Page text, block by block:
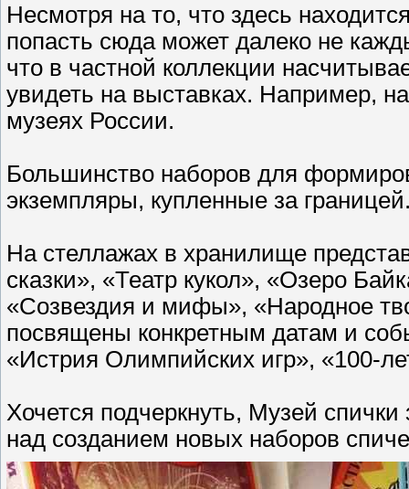
Несмотря на то, что здесь
попасть сюда может далеко не
что в частной коллекции
увидеть на выставках. Например,
музеях России.
Большинство наборов для
экземпляры, купленные за
На стеллажах в хранилище
сказки», «Театр кукол», «Озеро
«Созвездия и мифы», «Народное
посвящены конкретным датам и
«Истрия Олимпийских игр», «100-
Хочется подчеркнуть, Музей
над созданием новых наборов